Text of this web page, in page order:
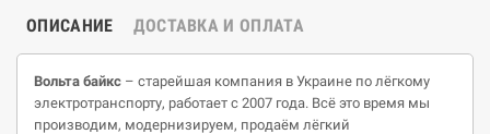
ОПИСАНИЕ ДОСТАВКА И ОПЛАТА
Вольта байкс – старейшая компания в Украине по лёгкому
электротранспорту, работает с 2007 года. Всё это время мы
производим, модернизируем, продаём лёгкий